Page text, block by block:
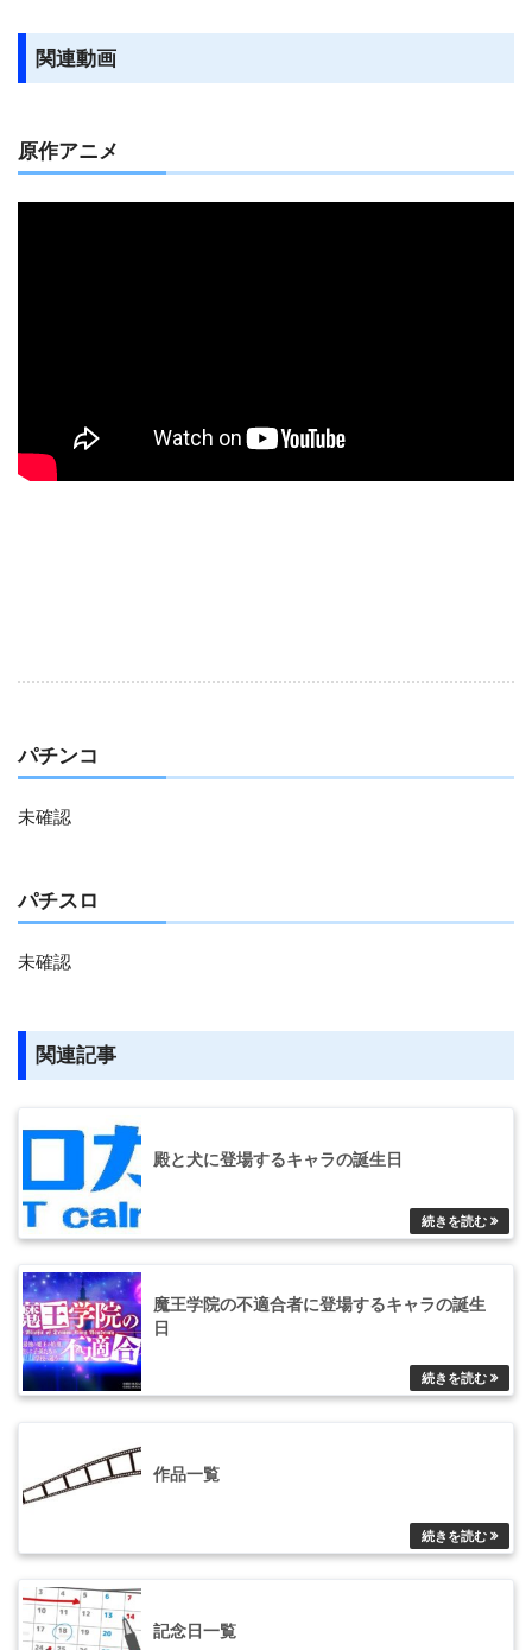
関連動画
原作アニメ
パチンコ
未確認
パチスロ
未確認
関連記事
殿と犬に登場するキャラの誕生日
魔王学院の不適合者に登場するキャラの誕生
日
作品一覧
記念日一覧